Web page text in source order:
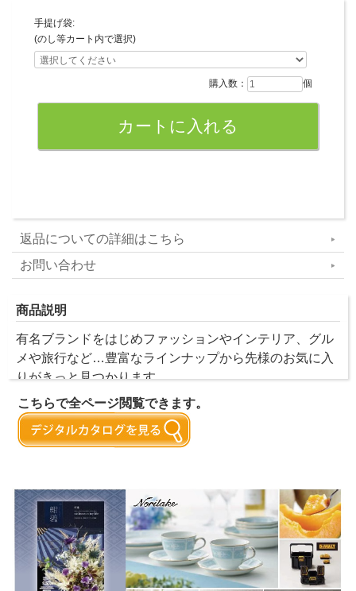
手提げ袋:
(のし等カート内で選択)
購入数： 個
返品についての詳細はこちら
お問い合わせ
商品説明
有名ブランドをはじめファッションやインテリア、グル
メや旅行など…豊富なラインナップから先様のお気に入
りがきっと見つかります。
こちらで全ページ閲覧できます。